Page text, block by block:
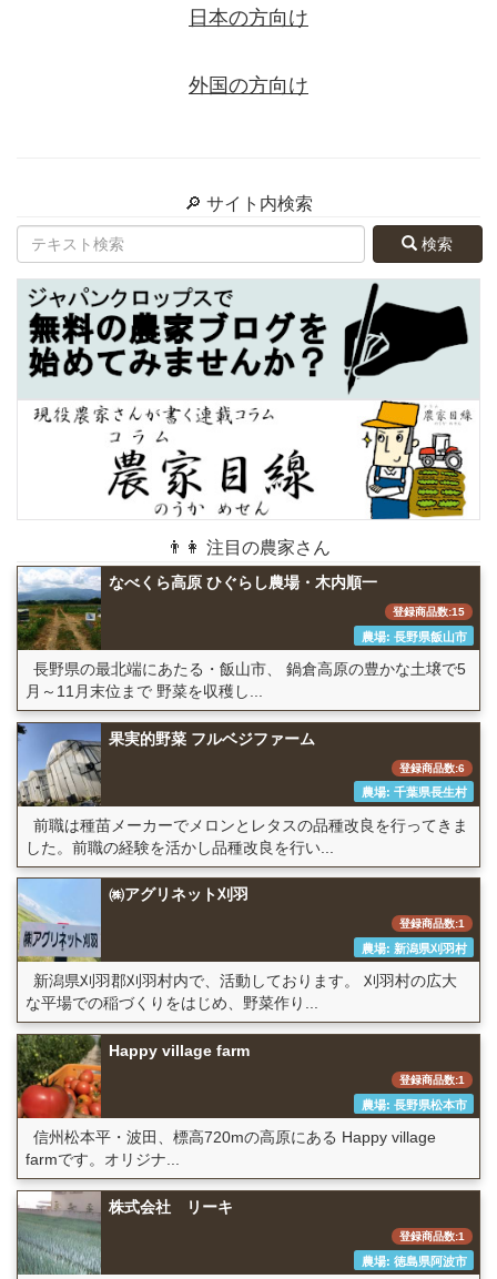
日本の方向け
外国の方向け
🔎 サイト内検索
検索
👨👩 注目の農家さん
なべくら高原 ひぐらし農場・木内順一
登録商品数:15
農場: 長野県飯山市
長野県の最北端にあたる・飯山市、 鍋倉高原の豊かな土壌で5
月～11月末位まで 野菜を収穫し...
果実的野菜 フルベジファーム
登録商品数:6
農場: 千葉県長生村
前職は種苗メーカーでメロンとレタスの品種改良を行ってきま
した。前職の経験を活かし品種改良を行い...
㈱アグリネット刈羽
登録商品数:1
農場: 新潟県刈羽村
新潟県刈羽郡刈羽村内で、活動しております。 刈羽村の広大
な平場での稲づくりをはじめ、野菜作り...
Happy village farm
登録商品数:1
農場: 長野県松本市
信州松本平・波田、標高720mの高原にある Happy village
farmです。オリジナ...
株式会社 リーキ
登録商品数:1
農場: 徳島県阿波市